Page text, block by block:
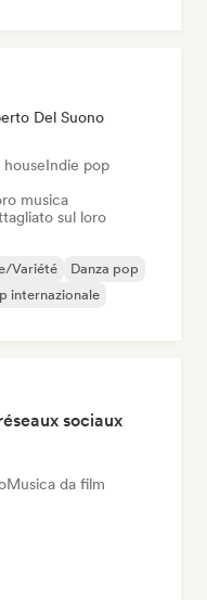
Del Suono
Indie pop
musica
sul loro
Variété
Danza pop
internazionale
sociaux
Musica da film